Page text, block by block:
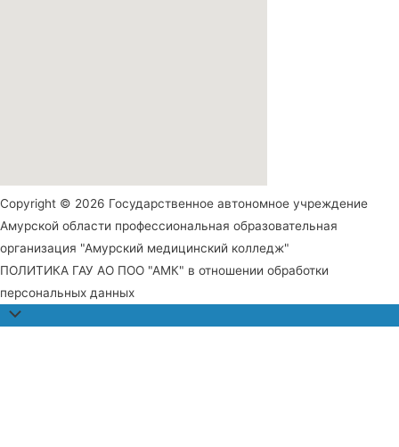
Copyright © 2026 Государственное автономное учреждение
Амурской области профессиональная образовательная
организация "Амурский медицинский колледж"
ПОЛИТИКА ГАУ АО ПОО "АМК" в отношении обработки
персональных данных
Прокрутить